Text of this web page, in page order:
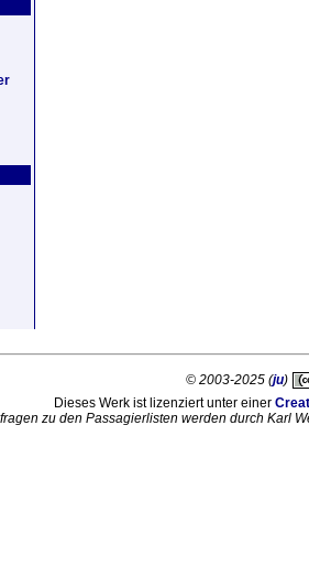
© 2003-2025 (ju)
Dieses Werk ist lizenziert unter einer
zu den Passagierlisten werden durch Karl